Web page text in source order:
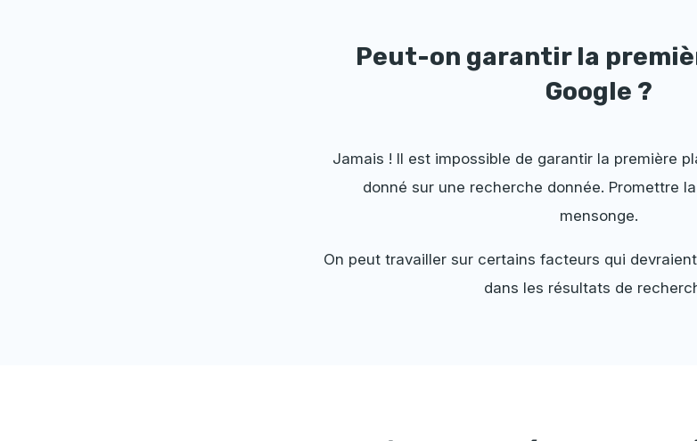
Peut-on garantir la
Google ?
Jamais ! Il est impossible de garantir la première
donné sur une recherche donnée. Promettre
mensonge.
On peut travailler sur certains facteurs qui
dans les résultats de